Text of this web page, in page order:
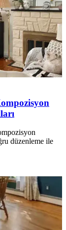
düzenleme ile